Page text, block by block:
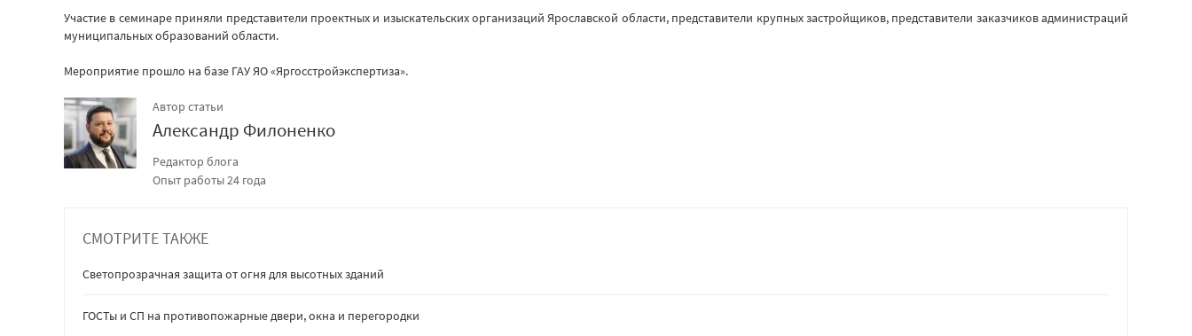
Участие в семинаре приняли представители проектных и изыскательских организаций Ярославской области, представители крупных застройщиков, представители заказчиков администраций
муниципальных образований области.
Мероприятие прошло на базе ГАУ ЯО «Яргосстройэкспертиза».
Автор статьи
Александр Филоненко
Редактор блога
Опыт работы 24 года
СМОТРИТЕ ТАКЖЕ
Светопрозрачная защита от огня для высотных зданий
ГОСТы и СП на противопожарные двери, окна и перегородки